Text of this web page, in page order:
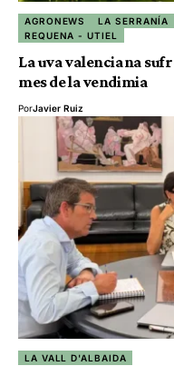
AGRONEWS LA SERRANÍA
REQUENA - UTIEL
La uva valenciana
mes de la vendimia
PorJavier Ruiz
LA VALL D'ALBAIDA